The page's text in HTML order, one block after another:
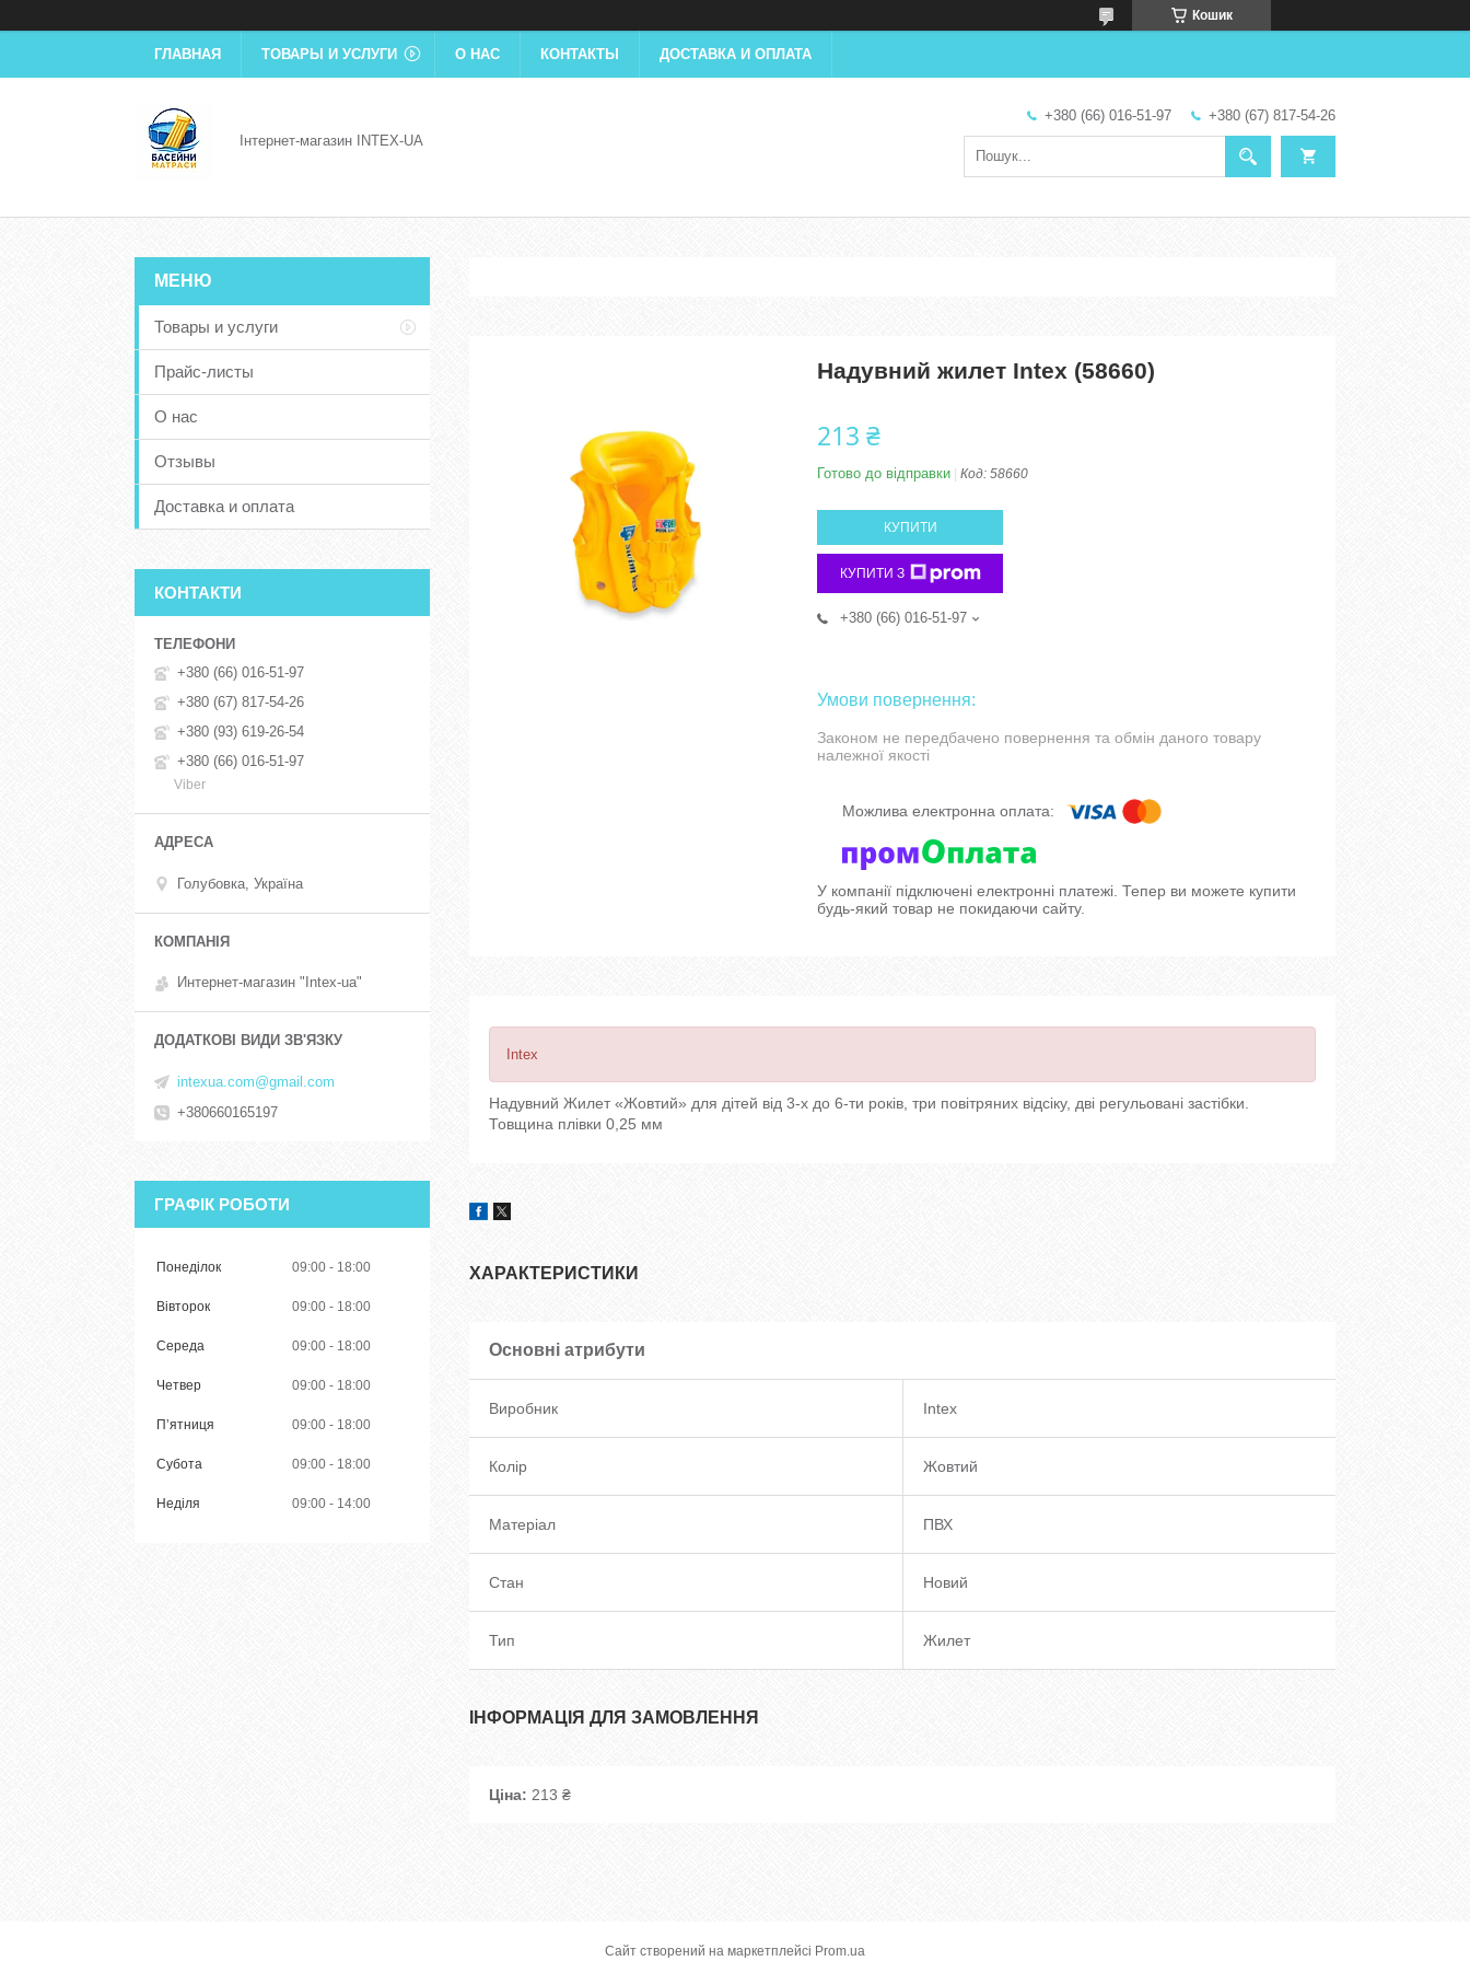
Кошик
ГЛАВНАЯ ТОВАРЫ И УСЛУГИ О НАС КОНТАКТЫ ДОСТАВКА И ОПЛАТА
Інтернет-магазин INTEX-UA
+380 (66) 016-51-97 +380 (67) 817-54-26
Надувний жилет Intex (58660)
213 ₴
Готово до відправки Код: 58660
КУПИТИ
КУПИТИ З
+380 (66) 016-51-97
Законом не передбачено повернення та обмін даного товару
належної якості
У компанії підключені електронні платежі. Тепер ви можете купити
будь-який товар не покидаючи сайту.
Intex
Надувний Жилет «Жовтий» для дітей від 3-х до 6-ти років, три повітряних відсіку, дві регульовані застібки.
Товщина плівки 0,25 мм
ХАРАКТЕРИСТИКИ
Основні атрибути
Виробник Intex
Колір Жовтий
Матеріал ПВХ
Стан Новий
Тип Жилет
ІНФОРМАЦІЯ ДЛЯ ЗАМОВЛЕННЯ
Ціна: 213 ₴
Товары и услуги
Прайс-листы
О нас
Отзывы
Доставка и оплата
КОНТАКТИ
+380 (66) 016-51-97
+380 (67) 817-54-26
+380 (93) 619-26-54
+380 (66) 016-51-97
Viber
Голубовка, Україна
Интернет-магазин "Intex-ua"
intexua.com@gmail.com
+380660165197
ГРАФІК РОБОТИ
Понеділок 09:00 18:00
Вівторок 09:00 18:00
Середа 09:00 18:00
Четвер 09:00 18:00
Пʼятниця 09:00 18:00
Субота 09:00 18:00
Неділя 09:00 14:00
Сайт створений на маркетплейсі Prom.ua